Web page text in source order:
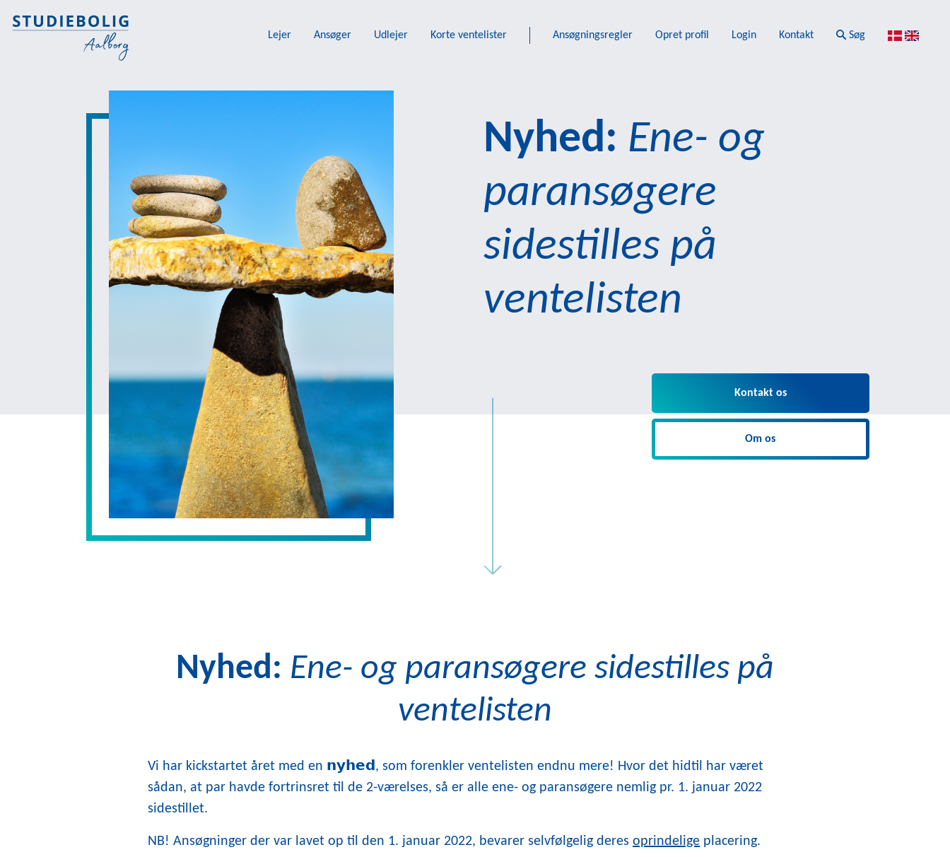
Lejer Ansøger Udlejer Korte ventelister Ansøgningsregler Opret profil Login Kontakt Søg
Nyhed: Ene- og
paransøgere
sidestilles på
ventelisten
Kontakt os
Om os
Nyhed: Ene- og paransøgere sidestilles på
ventelisten
Vi har kickstartet året med en 𝗻𝘆𝗵𝗲𝗱 , som forenkler ventelisten endnu mere! Hvor det hidtil har været
sådan, at par havde fortrinsret til de 2-værelses, så er alle ene- og paransøgere nemlig pr. 1. januar 2022
sidestillet.
NB! Ansøgninger der var lavet op til den 1. januar 2022, bevarer selvfølgelig deres oprindelige placering.